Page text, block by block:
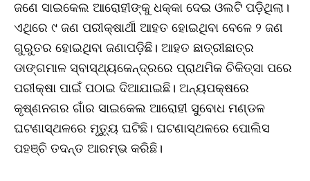
ଜଣେ ସାଇକେଲ ଆରୋହୀଙ୍କୁ ଧକ୍କା ଦେଇ ଓଲଟି ପଡ଼ିଥିଲା।
ଏଥିରେ ୯ ଜଣ ପରୀକ୍ଷାର୍ଥୀ ଆହତ ହୋଇଥିବା ବେଳେ ୨ ଜଣ
ଗୁରୁତର ହୋଇଥିବା ଜଣାପଡ଼ିଛି। ଆହତ ଛାତ୍ରୀଛାତ୍ର
ଡାଙ୍ଗମାଳ ସ୍ବାସ୍ଥ୍ୟକେନ୍ଦ୍ରରେ ପ୍ରାଥମିକ ଚିକିତ୍ସା ପରେ
ପରୀକ୍ଷା ପାଇଁ ପଠାଇ ଦିଆଯାଇଛି। ଅନ୍ୟପକ୍ଷରେ
କୃଷ୍ଣନଗର ଗାଁର ସାଇକେଲ ଆରୋହୀ ସୁବୋଧ ମଣ୍ଡଳ
ଘଟଣାସ୍ଥଳରେ ମୃତ୍ୟୁ ଘଟିଛି। ଘଟଣାସ୍ଥଳରେ ପୋଲିସ
ପହଞ୍ଚି ତଦନ୍ତ ଆରମ୍ଭ କରିଛି।